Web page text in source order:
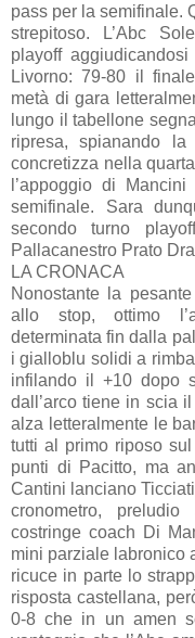
pass per la semifinale.
strepitoso. L’Abc
playoff
Livorno: 79-80 il
metà di gara
lungo il tabellone
ripresa, spianando
concretizza nella
l’appoggio di
semifinale. Sara
secondo turno
Pallacanestro Prato
LA CRONACA
Nonostante la
allo stop, ottimo
determinata fin dalla
i gialloblu solidi a
infilando il +10 dopo
dall’arco tiene in scia
alza letteralmente le
tutti al primo riposo
punti di Pacitto, ma
Cantini lanciano
cronometro,
costringe coach Di
mini parziale labronico
ricuce in parte lo
risposta castellana,
0-8 che in un amen